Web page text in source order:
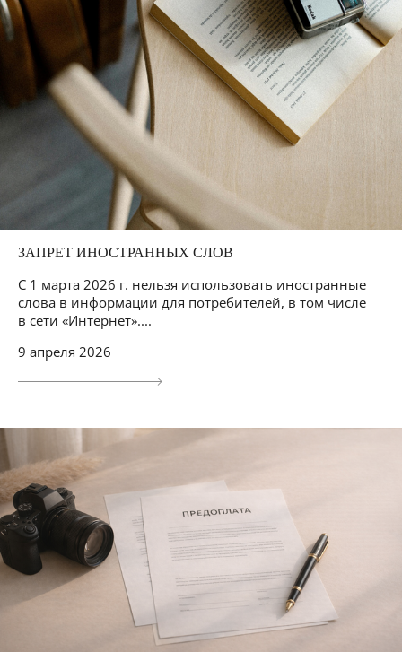
ЗАПРЕТ ИНОСТРАННЫХ СЛОВ
С 1 марта 2026 г. нельзя использовать иностранные
слова в информации для потребителей, в том числе
в сети «Интернет»....
9 апреля 2026